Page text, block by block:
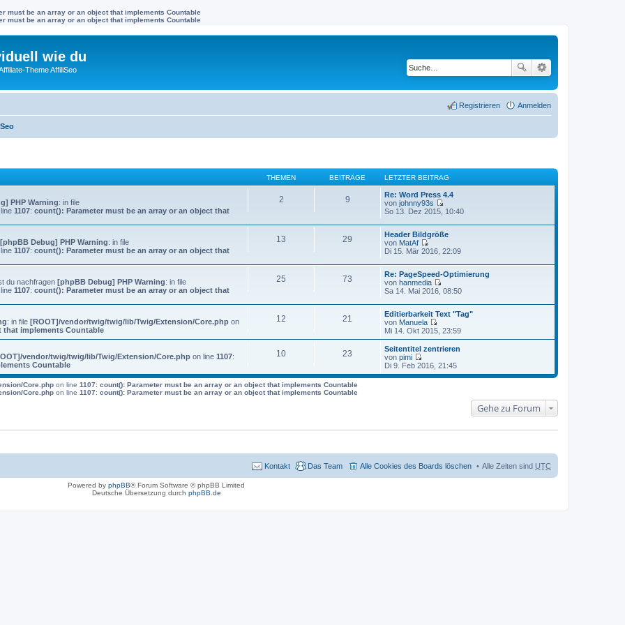
must be an array or an object that implements Countable
must be an array or an object that implements Countable
wie du
Theme AffiliSeo
Anmelden
Registrieren
THEMEN BEITRÄGE LETZTER BEITRAG
PHP Warning: in file
1107: count(): Parameter must be an array or an object that
2 9
Re: Word Press 4.4
von johnny93s
N
u
e
t
r
B
i
a
g
So 13. Dez 2015, 10:40
[phpBB Debug] PHP Warning: in file
1107: count(): Parameter must be an array or an object that
13 29
Header Bildgröße
von MatAf
N
u
e
s
t
B
e
i
t
r
g
Di 15. Mär 2016, 22:09
du nachfragen [phpBB Debug] PHP Warning: in file
1107: count(): Parameter must be an array or an object that
25 73
Re: PageSpeed-Optimierung
von hanmedia
N
u
e
t
e
r
e
i
Sa 14. Mai 2016, 08:50
: in file [ROOT]/vendor/twig/twig/lib/Twig/Extension/Core.php on
that implements Countable
12 21
Editierbarkeit Text "Tag"
von Manuela
N
e
u
e
s
t
e
r
Mi 14. Okt 2015, 23:59
vendor/twig/twig/lib/Twig/Extension/Core.php on line 1107:
Countable
10 23
Seitentitel zentrieren
von pimi
N
e
u
B
t
r
Di 9. Feb 2016, 21:45
Core.php on line 1107: count(): Parameter must be an array or an object that implements Countable
Core.php on line 1107: count(): Parameter must be an array or an object that implements Countable
Gehe zu Forum
Alle Zeiten sind UTC
Alle Cookies des Boards löschen
Das Team
Kontakt
Powered by phpBB® Forum Software © phpBB Limited
Deutsche Übersetzung durch phpBB.de